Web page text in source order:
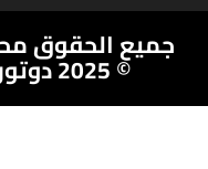
جميع الحقوق
© 2025 دوتوريا